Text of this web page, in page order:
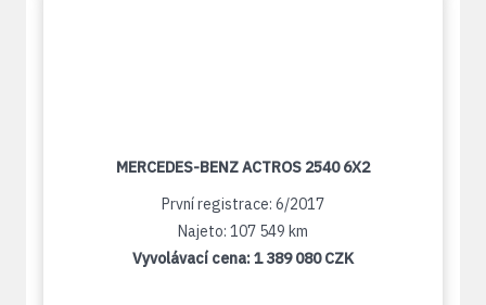
MERCEDES-BENZ ACTROS 2540 6X2
První registrace: 6/2017
Najeto: 107 549 km
Vyvolávací cena:1 389 080 CZK